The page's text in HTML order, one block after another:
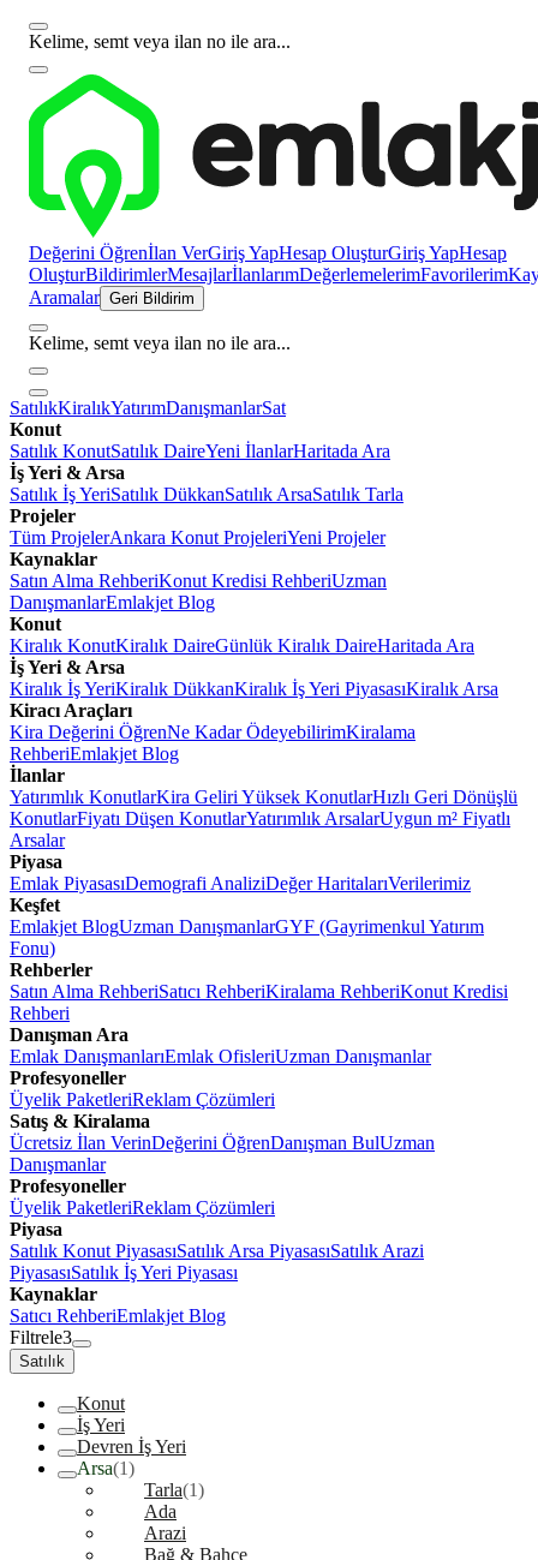
Kelime, semt veya ilan no ile ara...
Değerini Öğrenİlan VerGiriş YapHesap OluşturGiriş YapHesap
OluşturBildirimlerMesajlarİlanlarımDeğerlemelerimFavorilerim
Aramalar Geri Bildirim
Kelime, semt veya ilan no ile ara...
SatılıkKiralıkYatırımDanışmanlarSat
Konut
Satılık KonutSatılık DaireYeni İlanlarHaritada Ara
İş Yeri & Arsa
Satılık İş YeriSatılık DükkanSatılık ArsaSatılık Tarla
Projeler
Tüm ProjelerAnkara Konut ProjeleriYeni Projeler
Kaynaklar
Satın Alma RehberiKonut Kredisi RehberiUzman
DanışmanlarEmlakjet Blog
Konut
Kiralık KonutKiralık DaireGünlük Kiralık DaireHaritada Ara
İş Yeri & Arsa
Kiralık İş YeriKiralık DükkanKiralık İş Yeri PiyasasıKiralık Arsa
Kiracı Araçları
Kira Değerini ÖğrenNe Kadar ÖdeyebilirimKiralama
RehberiEmlakjet Blog
İlanlar
Yatırımlık KonutlarKira Geliri Yüksek KonutlarHızlı Geri Dönüşlü
KonutlarFiyatı Düşen KonutlarYatırımlık ArsalarUygun m² Fiyatlı
Arsalar
Piyasa
Emlak PiyasasıDemografi AnaliziDeğer HaritalarıVerilerimiz
Keşfet
Emlakjet BlogUzman DanışmanlarGYF (Gayrimenkul Yatırım
Fonu)
Rehberler
Satın Alma RehberiSatıcı RehberiKiralama RehberiKonut Kredisi
Rehberi
Danışman Ara
Emlak DanışmanlarıEmlak OfisleriUzman Danışmanlar
Profesyoneller
Üyelik PaketleriReklam Çözümleri
Satış & Kiralama
Ücretsiz İlan VerinDeğerini ÖğrenDanışman BulUzman
Danışmanlar
Profesyoneller
Üyelik PaketleriReklam Çözümleri
Piyasa
Satılık Konut PiyasasıSatılık Arsa PiyasasıSatılık Arazi
PiyasasıSatılık İş Yeri Piyasası
Kaynaklar
Satıcı RehberiEmlakjet Blog
Filtrele3
Satılık
Konut
İş Yeri
Devren İş Yeri
Arsa(1)
Tarla(1)
Ada
Arazi
Bağ & Bahçe